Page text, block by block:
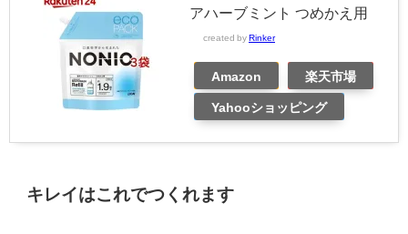
アハーブミント つめかえ用
created by Rinker
Amazon 楽天市場
Yahooショッピング
キレイはこれでつくれます